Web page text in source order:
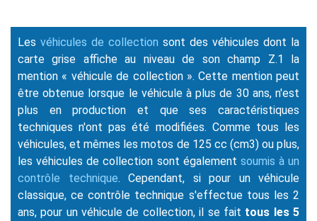
Les véhicules de collection sont des véhicules dont la
carte grise affiche au niveau de son champ Z.1 la
mention « véhicule de collection ». Cette mention peut
être obtenue lorsque le véhicule à plus de 30 ans, n'est
plus en production et que ses caractéristiques
techniques n'ont pas été modifiées. Comme tous les
véhicules, et mêmes les motos de 125 cc (cm3) ou plus,
les véhicules de collection sont également soumis à un
contrôle technique. Cependant, si pour un véhicule
classique, ce contrôle technique s'effectue tous les 2
ans, pour un véhicule de collection, il se fait tous les 5